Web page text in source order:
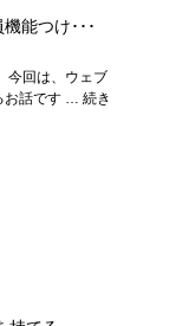
能つけ･･･
今回は、ウェブ
お話です … 続き